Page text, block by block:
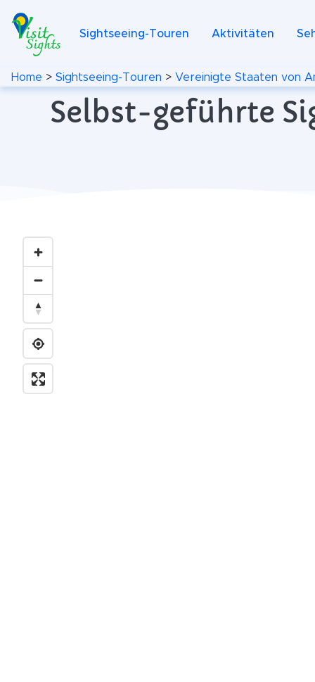
Sightseeing-Touren Aktivitäten
Home > Sightseeing-Touren > Vereinigte Staaten von
Selbst-geführte